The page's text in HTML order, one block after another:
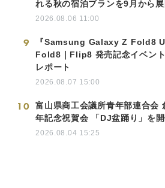
れる秋の宿泊プランを9月から展
2026.08.06 11:00
9
『Samsung Galaxy Z Fold8
Fold8｜Flip8 発売記念イベン
レポート
2026.08.07 15:00
10
富山県商工会議所青年部連合会
年記念祝賀会 「DJ盆踊り」を
2026.08.04 15:25